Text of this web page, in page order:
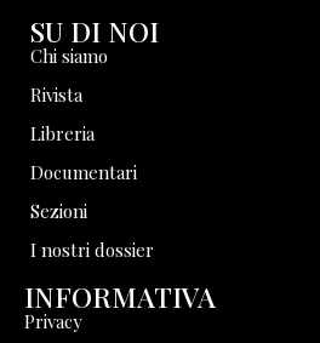
SU DI NOI
Chi siamo
Rivista
Libreria
Documentari
Sezioni
I nostri dossier
INFORMATIVA
Privacy